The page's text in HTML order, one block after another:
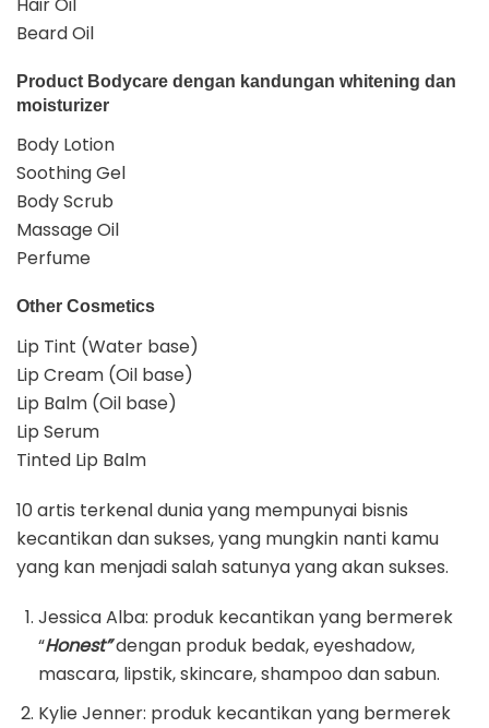
Beard Oil
Product Bodycare dengan kandungan whitening dan
moisturizer
Body Lotion
Soothing Gel
Body Scrub
Massage Oil
Perfume
Other Cosmetics
Lip Tint (Water base)
Lip Cream (Oil base)
Lip Balm (Oil base)
Lip Serum
Tinted Lip Balm
10 artis terkenal dunia yang mempunyai bisnis
kecantikan dan sukses, yang mungkin nanti kamu
yang kan menjadi salah satunya yang akan sukses.
Jessica Alba: produk kecantikan yang bermerek
“Honest”dengan produk bedak, eyeshadow,
mascara, lipstik, skincare, shampoo dan sabun.
Kylie Jenner: produk kecantikan yang bermerek